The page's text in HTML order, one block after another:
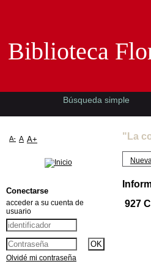
"La
927
Biblioteca
Búsqueda simple
A- A A+
Conectarse
acceder a su cuenta de
usuario
Olvidé mi contraseña